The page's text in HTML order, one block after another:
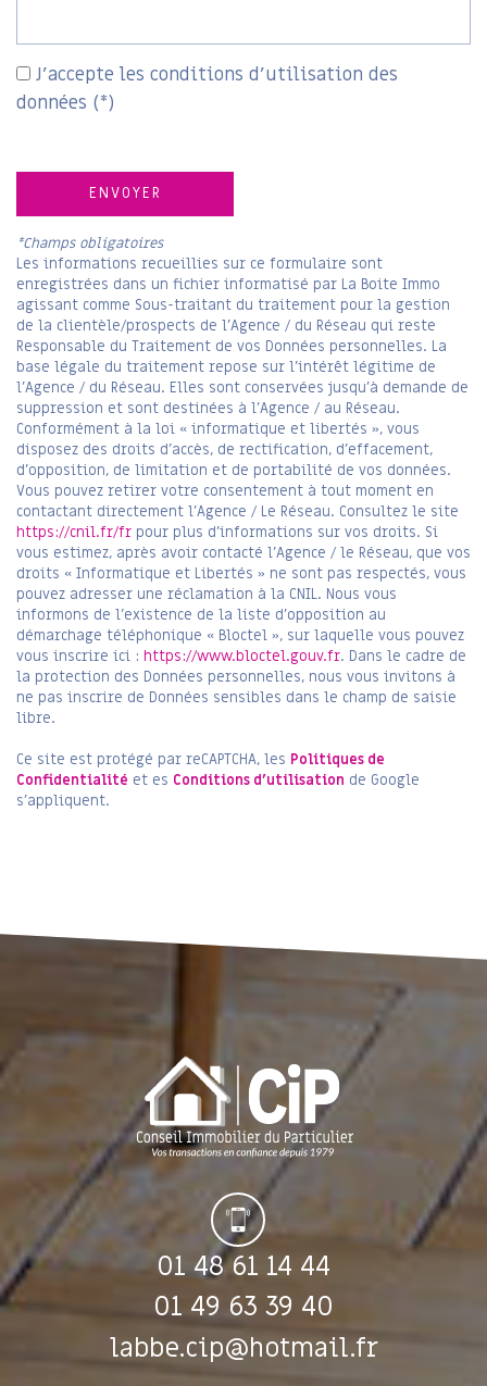
J'accepte les conditions d'utilisation des
données (*)
ENVOYER
*Champs obligatoires
Les informations recueillies sur ce formulaire sont
enregistrées dans un fichier informatisé par La Boite Immo
agissant comme Sous-traitant du traitement pour la gestion
de la clientèle/prospects de l'Agence / du Réseau qui reste
Responsable du Traitement de vos Données personnelles. La
base légale du traitement repose sur l'intérêt légitime de
l'Agence / du Réseau. Elles sont conservées jusqu'à demande de
suppression et sont destinées à l'Agence / au Réseau.
Conformément à la loi « informatique et libertés », vous
disposez des droits d’accès, de rectification, d’effacement,
d’opposition, de limitation et de portabilité de vos données.
Vous pouvez retirer votre consentement à tout moment en
contactant directement l’Agence / Le Réseau. Consultez le site
https://cnil.fr/fr pour plus d’informations sur vos droits. Si
vous estimez, après avoir contacté l'Agence / le Réseau, que vos
droits « Informatique et Libertés » ne sont pas respectés, vous
pouvez adresser une réclamation à la CNIL. Nous vous
informons de l’existence de la liste d'opposition au
démarchage téléphonique « Bloctel », sur laquelle vous pouvez
vous inscrire ici : https://www.bloctel.gouv.fr. Dans le cadre de
la protection des Données personnelles, nous vous invitons à
ne pas inscrire de Données sensibles dans le champ de saisie
libre.
Ce site est protégé par reCAPTCHA, les Politiques de
Confidentialité et es Conditions d'utilisation de Google
s'appliquent.
01 48 61 14 44
01 49 63 39 40
labbe.cip@hotmail.fr